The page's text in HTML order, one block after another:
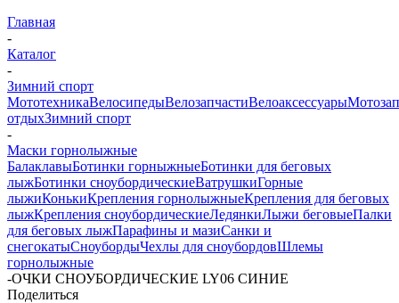
Главная
-
Каталог
-
Зимний спорт
МототехникаВелосипедыВелозапчастиВелоаксессуары
отдыхЗимний спорт
-
Маски горнолыжные
БалаклавыБотинки горныжныеБотинки для беговых
лыжБотинки сноубордическиеВатрушкиГорные
лыжиКонькиКрепления горнолыжныеКрепления для беговых
лыжКрепления сноубордическиеЛедянкиЛыжи беговыеПалки
для беговых лыжПарафины и мазиСанки и
снегокатыСноубордыЧехлы для сноубордовШлемы
горнолыжные
-ОЧКИ СНОУБОРДИЧЕСКИЕ LY06 СИНИЕ
Поделиться